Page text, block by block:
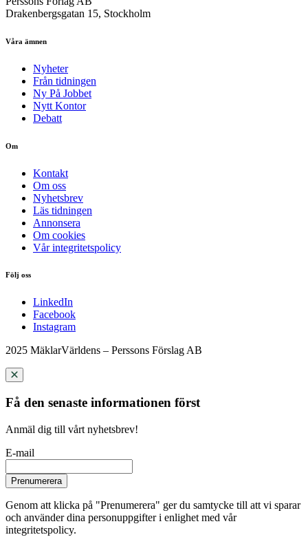
Drakenbergsgatan 15, Stockholm
Våra ämnen
Nyheter
Från tidningen
Ny På Jobbet
Nytt Kontor
Debatt
Om
Kontakt
Om oss
Nyhetsbrev
Läs tidningen
Annonsera
Om cookies
Vår integritetspolicy
Följ oss
LinkedIn
Facebook
Instagram
2025 MäklarVärldens – Perssons Förslag AB
Få den senaste informationen först
Anmäl dig till vårt nyhetsbrev!
E-mail
Prenumerera
Genom att klicka på "Prenumerera" ger du samtycke till att vi sparar
och använder dina personuppgifter i enlighet med vår
integritetspolicy.